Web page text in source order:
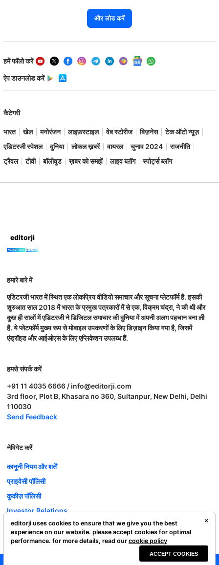
और लोड करें
हमें फॉलो करें
ऐप डाउनलोड करें
कैटेगरी
भारत खेल मनोरंजन लाइफ़स्टाइल वेब स्टोरीज बिज़नेस
टेक ऑटो न्यूज़
एडिटरजी स्पेशल
दुनिया लोकल ख़बरें वायरल चुनाव 2024
राजनीति
ट्रैवल
टीवी बॉलीवुड ख़बर को समझें लाइव ब्लॉग स्पोर्ट्स ब्लॉग
editorji
हमारे बारे में
एडिटरजी भारत में स्थित एक लोकप्रिय वीडियो समाचार और सूचना प्लेटफॉर्म है. इसकी
शुरुआत साल 2018 में भारत के प्रमुख पत्रकारों में से एक, विक्रम चंद्रा, ने की थी और
कुछ ही सालों में एडिटरजी ने डिजिटल समाचार की दुनिया में अपनी अलग पहचान बना ली
है. ये प्लेटफॉर्म मुख्य रूप से मोबाइल उपकरणों के लिए डिज़ाइन किया गया है, जिसमें
एंड्रॉइड और आईओएस के लिए एप्लिकेशन उपलब्ध हैं.
हमसे संपर्क करें
+91 11 4035 6666 / info@editorji.com
3rd floor, Plot B, Khasara no 360, Sultanpur, New Delhi, Delhi
110030
Send Feedback
नेविगेट करें
कानूनी नियम और शर्तें
प्राइवेसी पॉलिसी
कुकीज़ पॉलिसी
Investor Relations
करियर
Complaint Redressal
Editorji Technologies Pvt. Ltd. © 2022 All Rights Reserved.
editorji uses cookies to ensure that we give you the best
experience on our website. please accept cookies for optimal
performance. for more details, read our cookie policy
ACCEPT COOKIES